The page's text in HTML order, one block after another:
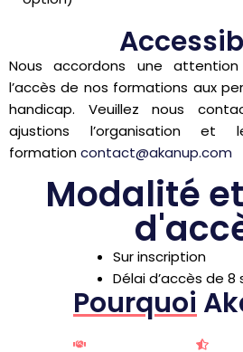
Nous accordons une
l’accès de nos formations aux
handicap. Veuillez nous
ajustions l’organisation
formationcontact@akanup.com
Modalité
Sur inscription
Délai d’accès de 8
Pourquoi